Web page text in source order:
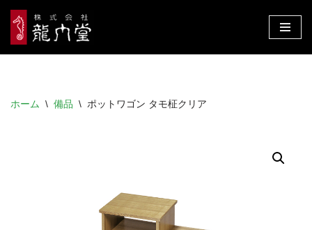
コ
ン
ツ
ホーム \ 備品 \ ポットワゴン タモ柾クリア